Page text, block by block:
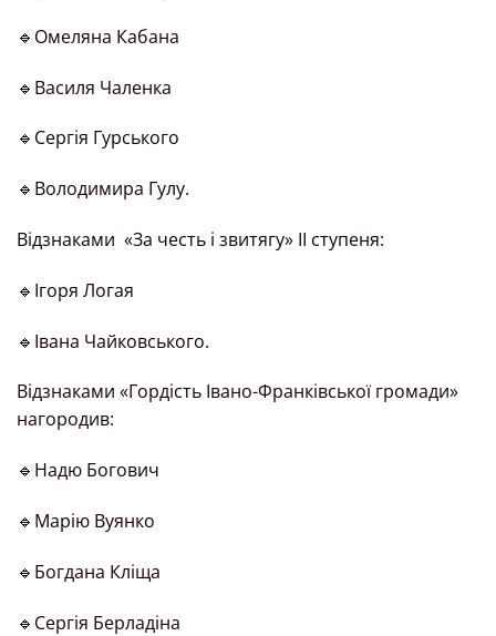
🔹Омеляна Кабана
🔹Василя Чаленка
🔹Сергія Гурського
🔹Володимира Гулу.
Відзнаками «За честь і звитягу» ІІ ступеня:
🔹Ігоря Логая
🔹Івана Чайковського.
Відзнаками «Гордість Івано-Франківської громади»
нагородив:
🔹Надю Богович
🔹Марію Вуянко
🔹Богдана Кліща
🔹Сергія Берладіна